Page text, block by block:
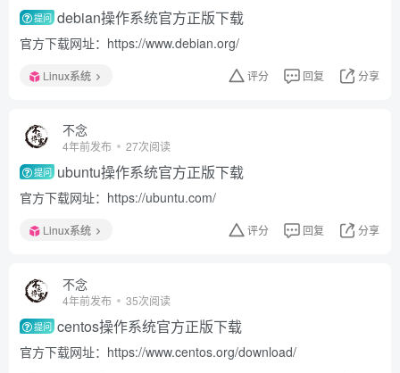
提问 debian操作系统官方正版下载
官方下载网址：https://www.debian.org/
Linux系统 评分 回复 分享
不念
4年前发布 27次阅读
提问 ubuntu操作系统官方正版下载
官方下载网址：https://ubuntu.com/
Linux系统 评分 回复 分享
不念
4年前发布 35次阅读
提问 centos操作系统官方正版下载
官方下载网址：https://www.centos.org/download/